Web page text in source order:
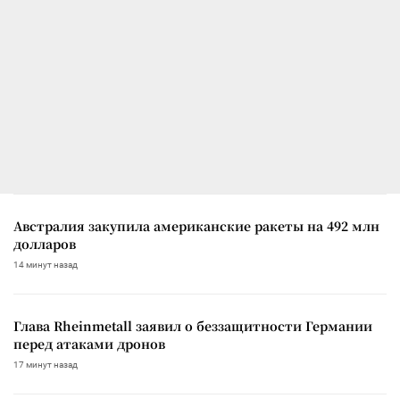
Австралия закупила американские ракеты на 492 млн
долларов
14 минут назад
Глава Rheinmetall заявил о беззащитности Германии
перед атаками дронов
17 минут назад